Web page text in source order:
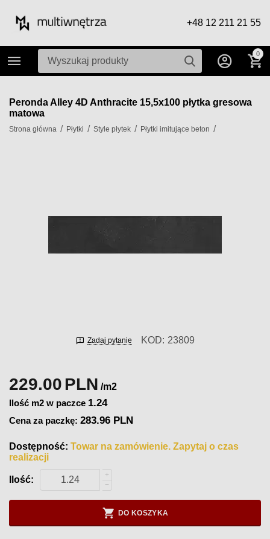
+48 12 211 21 55
0
Peronda Alley 4D Anthracite 15,5x100 płytka gresowa
matowa
Strona główna / Płytki / Style płytek / Płytki imitujące beton /
Zadaj pytanie KOD: 23809
229.00PLN /m2
Ilość m2 w paczce 1.24
Cena za paczkę:283.96 PLN
Dostępność: Towar na zamówienie. Zapytaj o czas
realizacji
Ilość:
+
−
DO KOSZYKA